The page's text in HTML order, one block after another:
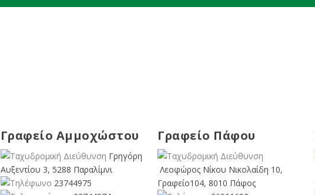
Γραφείο Αμμοχώστου
Γρηγόρη
Αυξεντίου 3, 5288 Παραλίμνι
23744975
Γραφείο Πάφου
Λεοφώρος Νίκου Νικολαίδη 10,
Γραφείο104, 8010 Πάφος